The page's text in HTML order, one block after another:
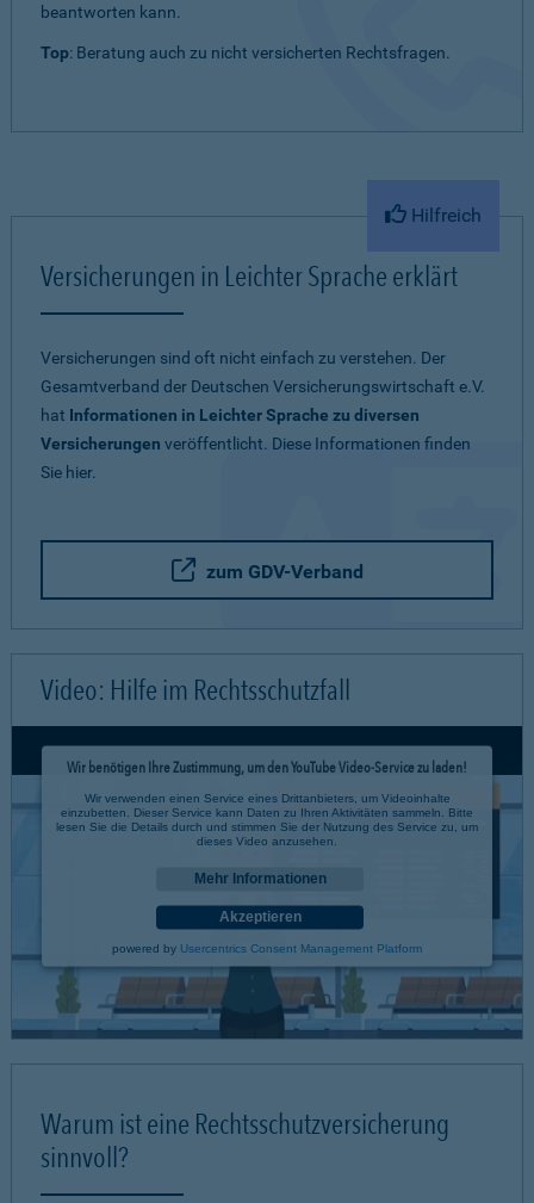
beantworten kann.
Top: Beratung auch zu nicht versicherten Rechtsfragen.
Hilfreich
Versicherungen in Leichter Sprache erklärt
Versicherungen sind oft nicht einfach zu verstehen. Der
Gesamtverband der Deutschen Versicherungswirtschaft e.V.
hat Informationen in Leichter Sprache zu diversen
Versicherungen veröffentlicht. Diese Informationen finden
Sie hier.
zum GDV-Verband
Video: Hilfe im Rechtsschutzfall
Wir benötigen Ihre Zustimmung, um den YouTube Video-Service zu laden!
Wir verwenden einen Service eines Drittanbieters, um Videoinhalte
einzubetten. Dieser Service kann Daten zu Ihren Aktivitäten sammeln. Bitte
lesen Sie die Details durch und stimmen Sie der Nutzung des Service zu, um
dieses Video anzusehen.
Mehr Informationen
Akzeptieren
powered by Usercentrics Consent Management Platform
Warum ist eine Rechtsschutzversicherung
sinnvoll?